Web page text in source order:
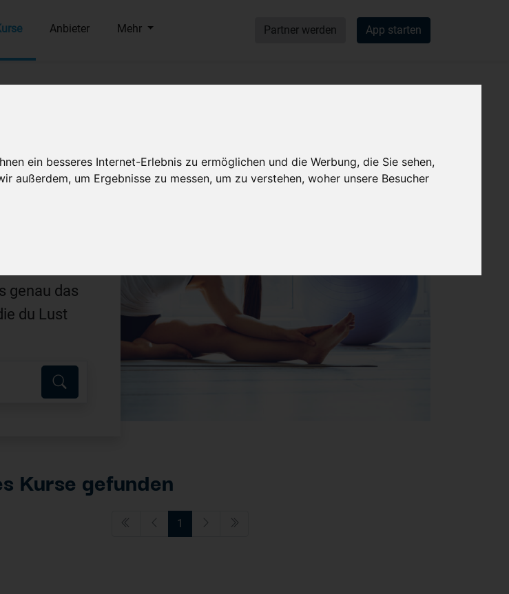
ein besseres Internet-Erlebnis zu ermöglichen und die Werbung, die Sie sehen,
außerdem, um Ergebnisse zu messen, um zu verstehen, woher unsere Besucher
Anbieter Mehr Partner werden App starten
Nähe
Kurse
genau das
du Lust
Kurse gefunden
1